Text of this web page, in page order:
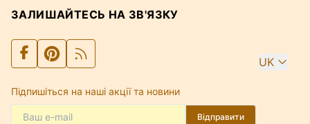
ЗАЛИШАЙТЕСЬ НА ЗВ'ЯЗКУ
UK
Підпишіться на наші акції та новини
Відправити